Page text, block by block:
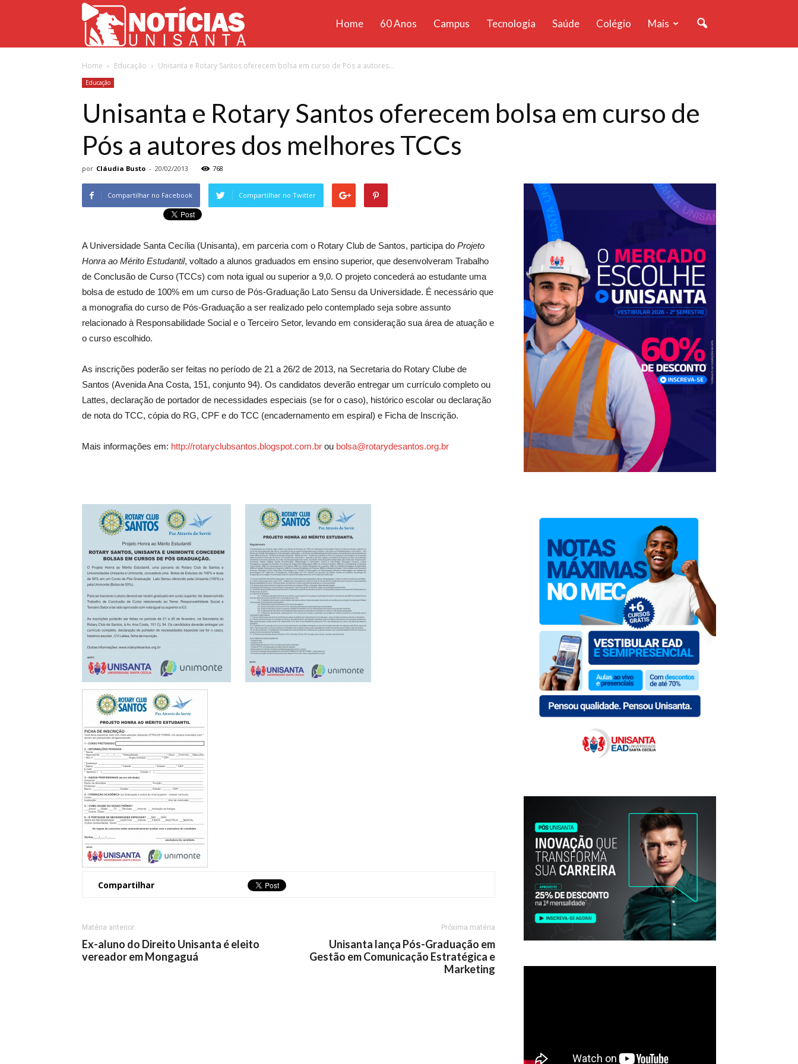
Unisanta
Home 60 Anos Campus Tecnologia Saúde Colégio Mais
Home Educação Unisanta e Rotary Santos oferecem bolsa em curso de Pós a autores...
Educação
Unisanta e Rotary Santos oferecem bolsa em curso de
Pós a autores dos melhores TCCs
por Cláudia Busto - 20/02/2013 768
Compartilhar no Facebook Compartilhar no Twitter
A Universidade Santa Cecília (Unisanta), em parceria com o Rotary Club de Santos, participa do Projeto
Honra ao Mérito Estudantil, voltado a alunos graduados em ensino superior, que desenvolveram Trabalho
de Conclusão de Curso (TCCs) com nota igual ou superior a 9,0. O projeto concederá ao estudante uma
bolsa de estudo de 100% em um curso de Pós-Graduação Lato Sensu da Universidade. É necessário que
a monografia do curso de Pós-Graduação a ser realizado pelo contemplado seja sobre assunto
relacionado à Responsabilidade Social e o Terceiro Setor, levando em consideração sua área de atuação e
o curso escolhido.
As inscrições poderão ser feitas no período de 21 a 26/2 de 2013, na Secretaria do Rotary Clube de
Santos (Avenida Ana Costa, 151, conjunto 94). Os candidatos deverão entregar um currículo completo ou
Lattes, declaração de portador de necessidades especiais (se for o caso), histórico escolar ou declaração
de nota do TCC, cópia do RG, CPF e do TCC (encadernamento em espiral) e Ficha de Inscrição.
Mais informações em: http://rotaryclubsantos.blogspot.com.br ou bolsa@rotarydesantos.org.br
Compartilhar
Matéria anterior
Ex-aluno do Direito Unisanta é eleito
vereador em Mongaguá
Próxima matéria
Unisanta lança Pós-Graduação em
Gestão em Comunicação Estratégica e
Marketing